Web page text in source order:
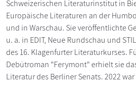
Schweizerischen Literaturinstitut in
Europäische Literaturen an der
und in Warschau. Sie veröffentlichte
u. a. in EDIT, Neue Rundschau und
des 16. Klagenfurter Literaturkurses.
Debütroman "Ferymont" erhielt sie
Literatur des Berliner Senats. 2022